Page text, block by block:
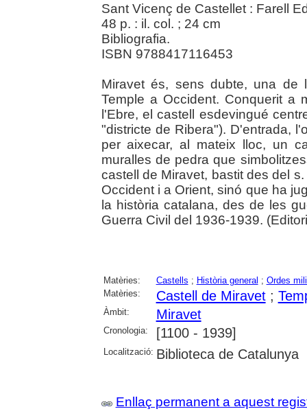
Sant Vicenç de Castellet : Farell
48 p. : il. col. ; 24 cm
Bibliografia.
ISBN 9788417116453
Miravet és, sens dubte, una de
Temple a Occident. Conquerit a
l'Ebre, el castell esdevingué
"districte de Ribera"). D'entrada,
per aixecar, al mateix lloc, un
muralles de pedra que
castell de Miravet, bastit des del
Occident i a Orient, sinó que ha
la història catalana, des de les
Guerra Civil del 1936-1939.
Matèries: Castells ; Història general ; Ordes
Matèries:
Castell de Miravet;
Àmbit: Miravet
Cronologia: [1100 - 1939]
Localització: Biblioteca de Catalunya
Enllaç permanent a aquest